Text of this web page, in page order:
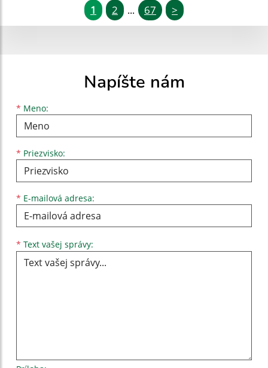
1 2 ... 67 >
Napíšte nám
* Meno:
Meno
* Priezvisko:
Priezvisko
* E-mailová adresa:
E-mailová adresa
* Text vašej správy: